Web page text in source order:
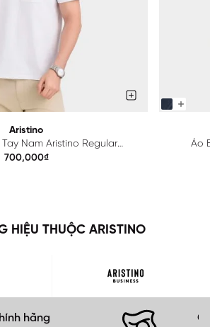
Aristino
Nam Aristino Regular
APS615EDP01
700,000₫
Áo
HIỆU THUỘC ARISTINO
hãng